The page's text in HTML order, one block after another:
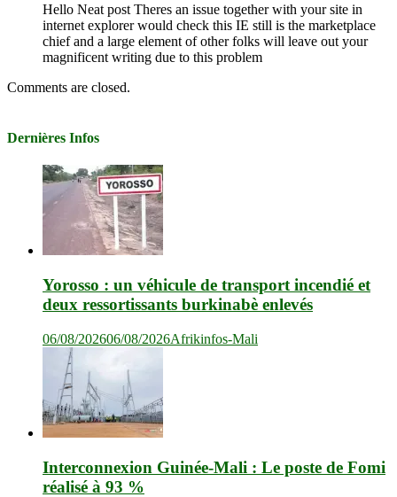
Hello Neat post Theres an issue together with your site in
internet explorer would check this IE still is the marketplace
chief and a large element of other folks will leave out your
magnificent writing due to this problem
Comments are closed.
Dernières Infos
Yorosso : un véhicule de transport incendié et
deux ressortissants burkinabè enlevés
06/08/202606/08/2026Afrikinfos-Mali
Interconnexion Guinée-Mali : Le poste de Fomi
réalisé à 93 %